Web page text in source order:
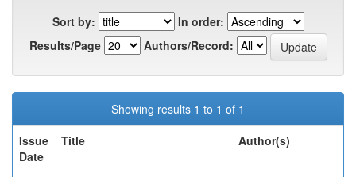
Sort by:
In order:
Results/Page
Authors/Record:
Showing results 1 to 1 of 1
Issue
Date
Title Author(s)